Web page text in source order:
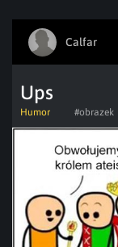
Calfar
Ups
Humor #obrazek